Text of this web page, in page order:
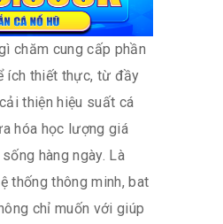
chăm cung cấp phần
ích thiết thực, từ đầy
thiện hiệu suất cá
hóa học lượng giá
hàng ngày. Là
thống thông minh, bat
chỉ muốn với giúp